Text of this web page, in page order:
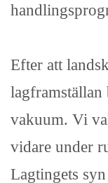
Efter att
vakuum. Vi
vidare under
Lagtingets